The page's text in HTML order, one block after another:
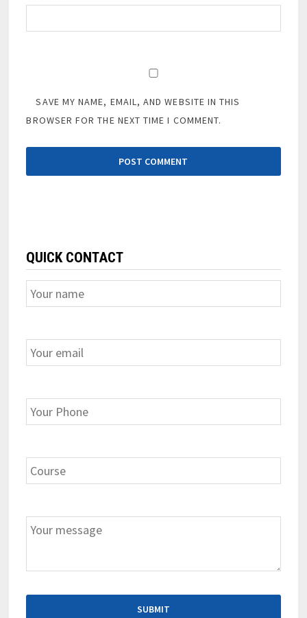
SAVE MY NAME, EMAIL, AND WEBSITE IN THIS
BROWSER FOR THE NEXT TIME I COMMENT.
QUICK CONTACT